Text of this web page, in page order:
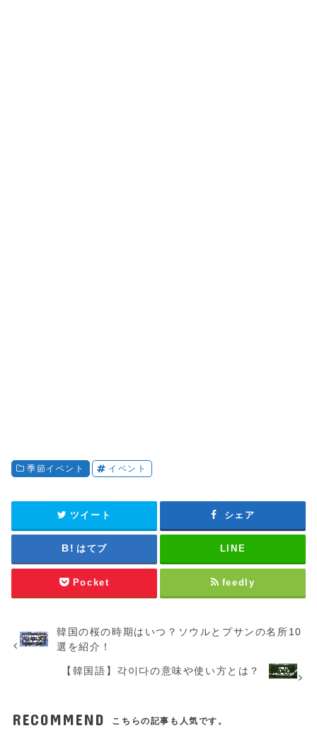
季節イベント イベント
ツイート シェア
はてブ LINE
Pocket feedly
韓国の桜の時期はいつ？ソウルとプサンの名所10
選を紹介！
【韓国語】각이다の意味や使い方とは？
RECOMMEND こちらの記事も人気です。